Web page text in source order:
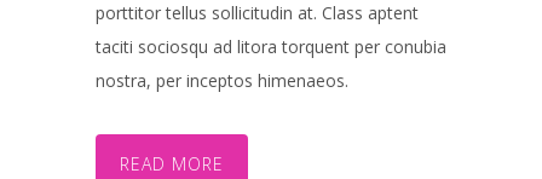
porttitor tellus sollicitudin at. Class aptent
taciti sociosqu ad litora torquent per conubia
nostra, per inceptos himenaeos.
READ MORE